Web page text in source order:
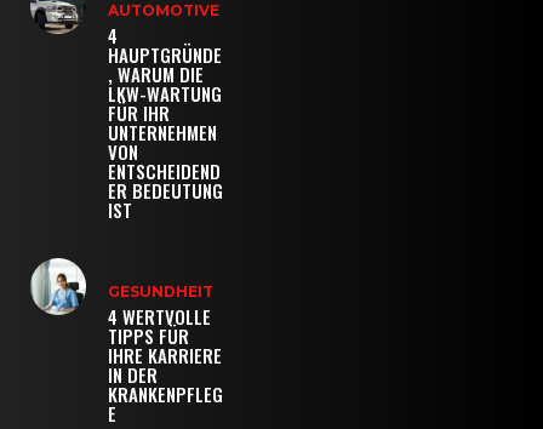
AUTOMOTIVE
4
HAUPTGRÜNDE
, WARUM DIE
LKW-WARTUNG
FÜR IHR
UNTERNEHMEN
VON
ENTSCHEIDEND
ER BEDEUTUNG
IST
GESUNDHEIT
4 WERTVOLLE
TIPPS FÜR
IHRE KARRIERE
IN DER
KRANKENPFLEG
E